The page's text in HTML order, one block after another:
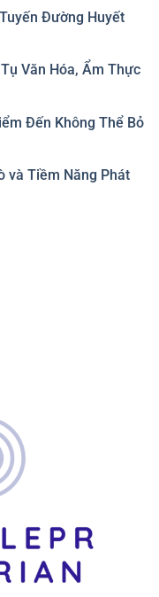
Đường Huyết
Văn Hóa, Ẩm Thực
Đến Không Thể Bỏ
và Tiềm Năng Phát